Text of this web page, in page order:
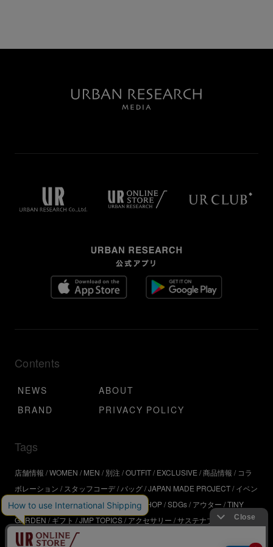
Contents
NEWS
ABOUT
BRAND
PRIVACY POLICY
Tags
店舗情報 WOMEN MEN 別注 OUTFIT EXCLUSIVE 商品情報
コラ
ボレーション
スタッフコーデ バッグ JAPAN MADE PROJECT イベン
ト アウトドア インタビュー WORKSHOP SDGs アウター TINY
GARDEN
ギフト JMP TOPICS アクセサリー サステナブル
UR
SDGs
ジュエリー